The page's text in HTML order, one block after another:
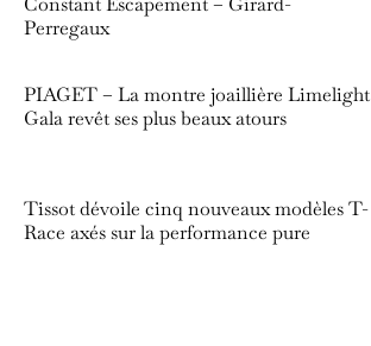
Perregaux
PIAGET – La montre joaillière Limelight
Gala revêt ses plus beaux atours
Tissot dévoile cinq nouveaux modèles T-
Race axés sur la performance pure